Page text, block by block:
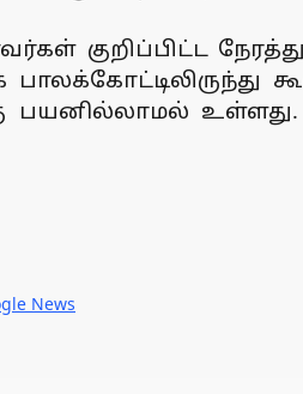
குறிப்பிட்ட
பயனில்லாமல்
News